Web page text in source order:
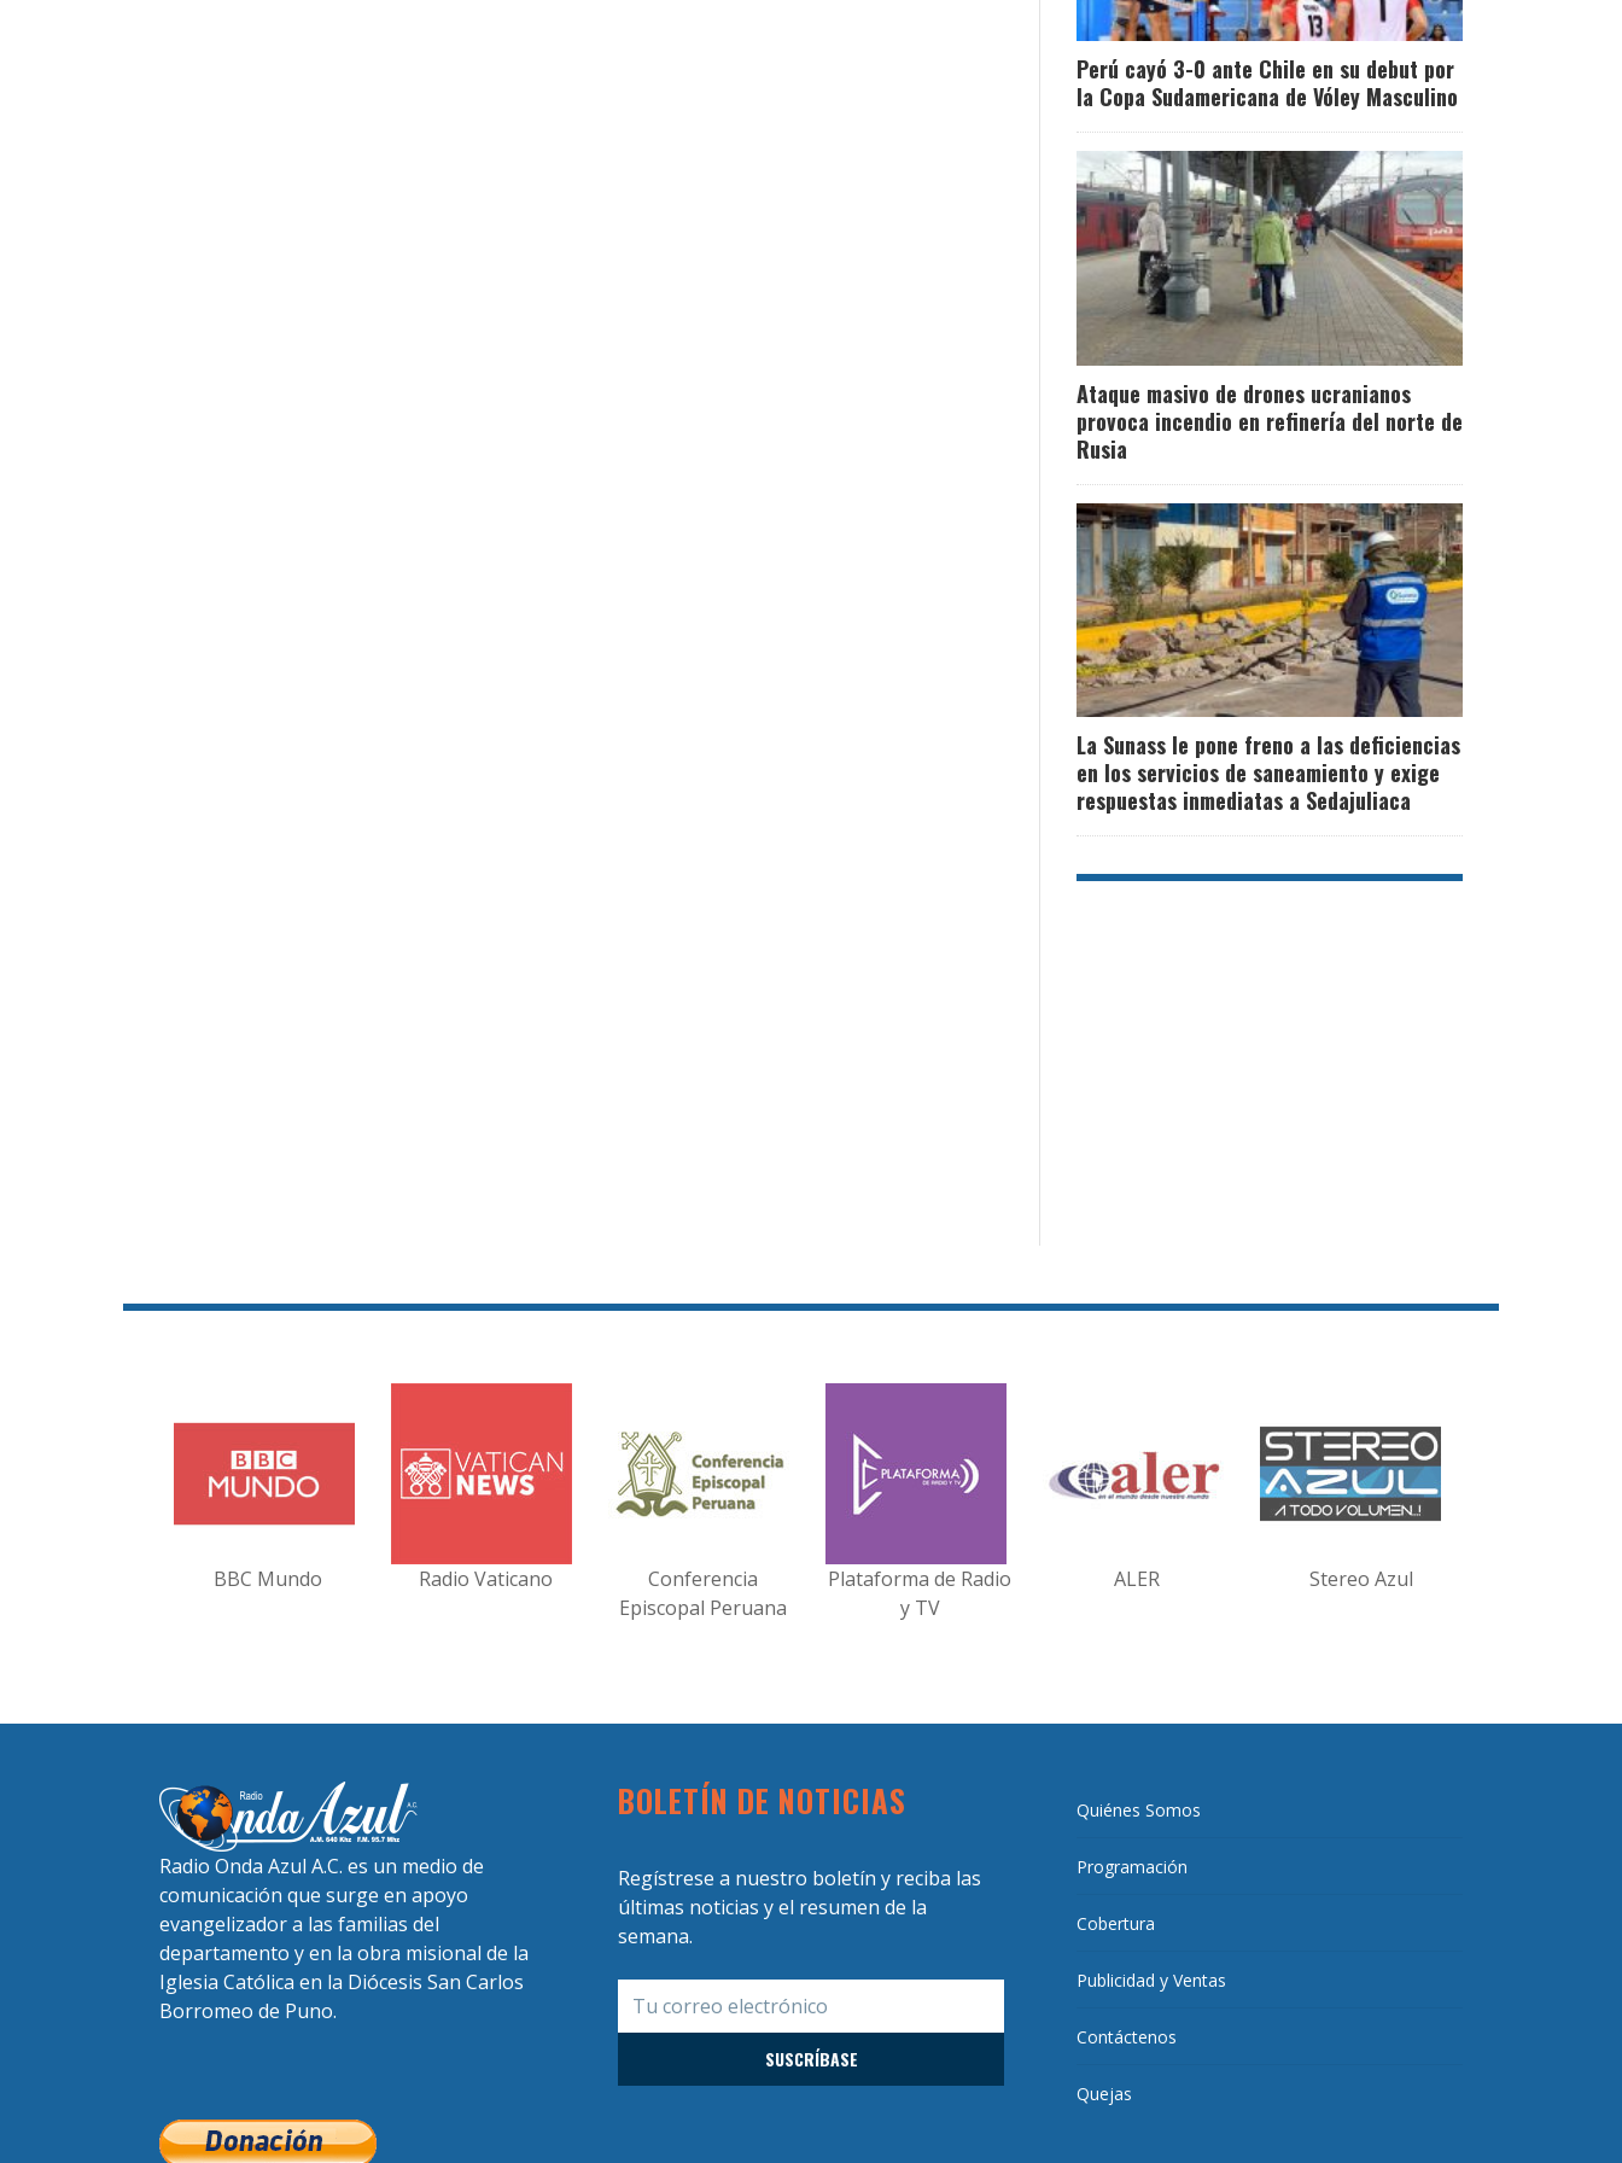
Perú cayó 3-0 ante Chile en su debut por
la Copa Sudamericana de Vóley Masculino
Ataque masivo de drones ucranianos
provoca incendio en refinería del norte de
Rusia
La Sunass le pone freno a las deficiencias
en los servicios de saneamiento y exige
respuestas inmediatas a Sedajuliaca
BBC Mundo Radio Vaticano
Conferencia
Episcopal Peruana
Plataforma de Radio
y TV
ALER Stereo Azul
Radio Onda Azul A.C. es un medio de
comunicación que surge en apoyo
evangelizador a las familias del
departamento y en la obra misional de la
Iglesia Católica en la Diócesis San Carlos
Borromeo de Puno.
BOLETÍN DE NOTICIAS
Regístrese a nuestro boletín y reciba las
últimas noticias y el resumen de la
semana.
Quiénes Somos
Programación
Cobertura
Publicidad y Ventas
Contáctenos
Quejas